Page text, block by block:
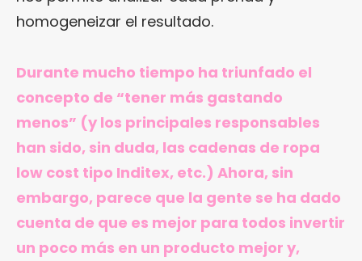
homogeneizar el resultado.
Durante mucho tiempo ha triunfado el
concepto de “tener más gastando
menos” (y los principales responsables
han sido, sin duda, las cadenas de ropa
low cost tipo Inditex, etc.) Ahora, sin
embargo, parece que la gente se ha dado
cuenta de que es mejor para todos invertir
un poco más en un producto mejor y,